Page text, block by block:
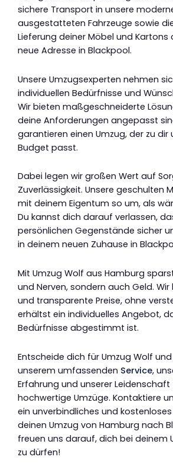
sichere Transport in unsere
ausgestatteten Fahrzeuge sowie
Lieferung deiner Möbel und Kartons
neue Adresse in Blackpool.
Unsere Umzugsexperten nehmen
individuellen Bedürfnisse und
Wir bieten maßgeschneiderte
deine Anforderungen angepasst
garantieren einen Umzug, der zu dir
Budget passt.
Dabei legen wir großen Wert auf
Zuverlässigkeit. Unsere geschulten
mit deinem Eigentum so um, als
Du kannst dich darauf verlassen,
persönlichen Gegenstände sicher
in deinem neuen Zuhause in
Mit Umzug Wolf aus Hamburg
und Nerven, sondern auch Geld.
und transparente Preise, ohne
erhältst ein individuelles Angebot,
Bedürfnisse abgestimmt ist.
Entscheide dich für Umzug Wolf
unserem umfassenden Service,
Erfahrung und unserer
hochwertige Umzüge. Kontaktiere
ein unverbindliches und
deinen Umzug von Hamburg nach
freuen uns darauf, dich bei deinem
zu dürfen!